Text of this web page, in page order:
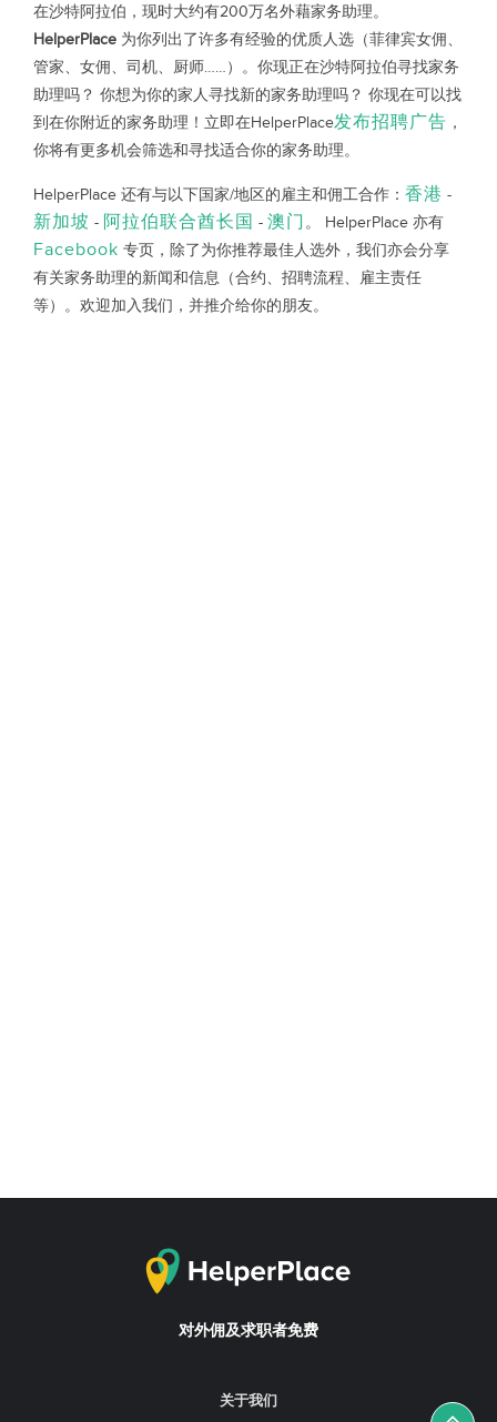
在沙特阿拉伯，现时大约有200万名外藉家务助理。
HelperPlace 为你列出了许多有经验的优质人选（菲律宾女佣、
管家、女佣、司机、厨师……）。你现正在沙特阿拉伯寻找家务
助理吗？ 你想为你的家人寻找新的家务助理吗？ 你现在可以找
到在你附近的家务助理！立即在HelperPlace发布招聘广告 ，
你将有更多机会筛选和寻找适合你的家务助理。
HelperPlace 还有与以下国家/地区的雇主和佣工合作： 香港 -
新加坡 - 阿拉伯联合酋长国 - 澳门 。 HelperPlace 亦有
Facebook 专页，除了为你推荐最佳人选外，我们亦会分享
有关家务助理的新闻和信息（合约、招聘流程、雇主责任
等）。欢迎加入我们，并推介给你的朋友。
对外佣及求职者免费
关于我们